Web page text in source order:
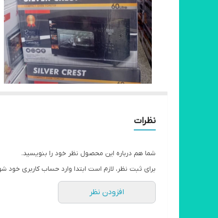
نظرات
شما هم درباره این محصول نظر خود را بنویسید.
برای ثبت نظر، لازم است ابتدا وارد حساب کاربری خود
افزودن نظر